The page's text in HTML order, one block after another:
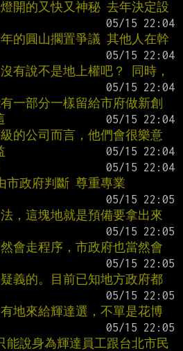
開的又快又神秘 去年決定設
的圓山擱置爭議 其他人在幹
有說不是地上權吧？ 同時，
一部分一樣留給市府做新創
的公司而言，他們會很樂意
市政府判斷 尊重專業
，這塊地就是預備要拿出來
會走程序，市政府也當然會
義的。目前已知地方政府都
地來給輝達選，不單是花博
能說身為輝達員工跟台北市民